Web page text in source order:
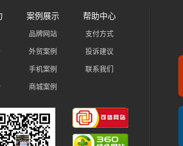
案例展示
品牌网站
外贸案例
手机案例
商城案例
帮助中心
支付方式
投诉建议
联系我们